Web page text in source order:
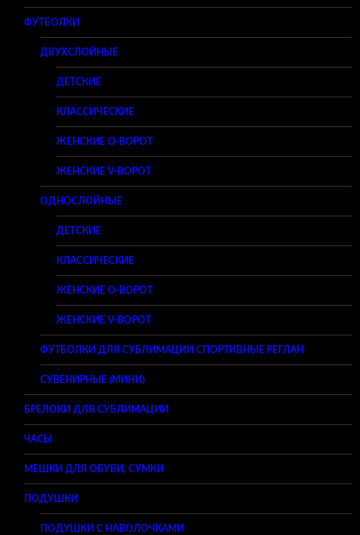
ФУТБОЛКИ
ДВУХСЛОЙНЫЕ
ДЕТСКИЕ
КЛАССИЧЕСКИЕ
ЖЕНСКИЕ O-ВОРОТ
ЖЕНСКИЕ V-ВОРОТ
ОДНОСЛОЙНЫЕ
ДЕТСКИЕ
КЛАССИЧЕСКИЕ
ЖЕНСКИЕ O-ВОРОТ
ЖЕНСКИЕ V-ВОРОТ
ФУТБОЛКИ ДЛЯ СУБЛИМАЦИИ СПОРТИВНЫЕ РЕГЛАН
СУВЕНИРНЫЕ (МИНИ)
БРЕЛОКИ ДЛЯ СУБЛИМАЦИИ
ЧАСЫ
МЕШКИ ДЛЯ ОБУВИ, СУМКИ
ПОДУШКИ
ПОДУШКИ С НАВОЛОЧКАМИ